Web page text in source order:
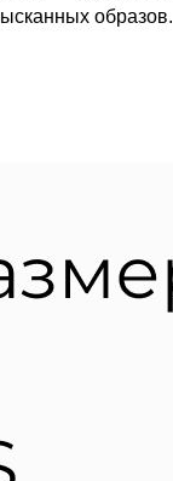
образов.